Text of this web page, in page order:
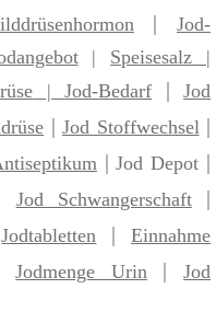
|Jod-
| Speisesalz |
|Jod-Bedarf |Jod
| Jod Stoffwechsel |
|Jod Depot |
Jod Schwangerschaft|
Jodtabletten |Einnahme
Jodmenge Urin |Jod